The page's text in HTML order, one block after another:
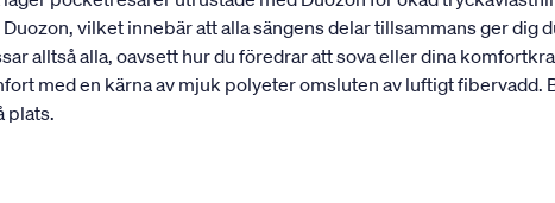
vilket innebär att alla sängens delar tillsammans ger dig
alltså alla, oavsett hur du föredrar att sova eller dina
med en kärna av mjuk polyeter omsluten av luftigt fibervadd.
plats.